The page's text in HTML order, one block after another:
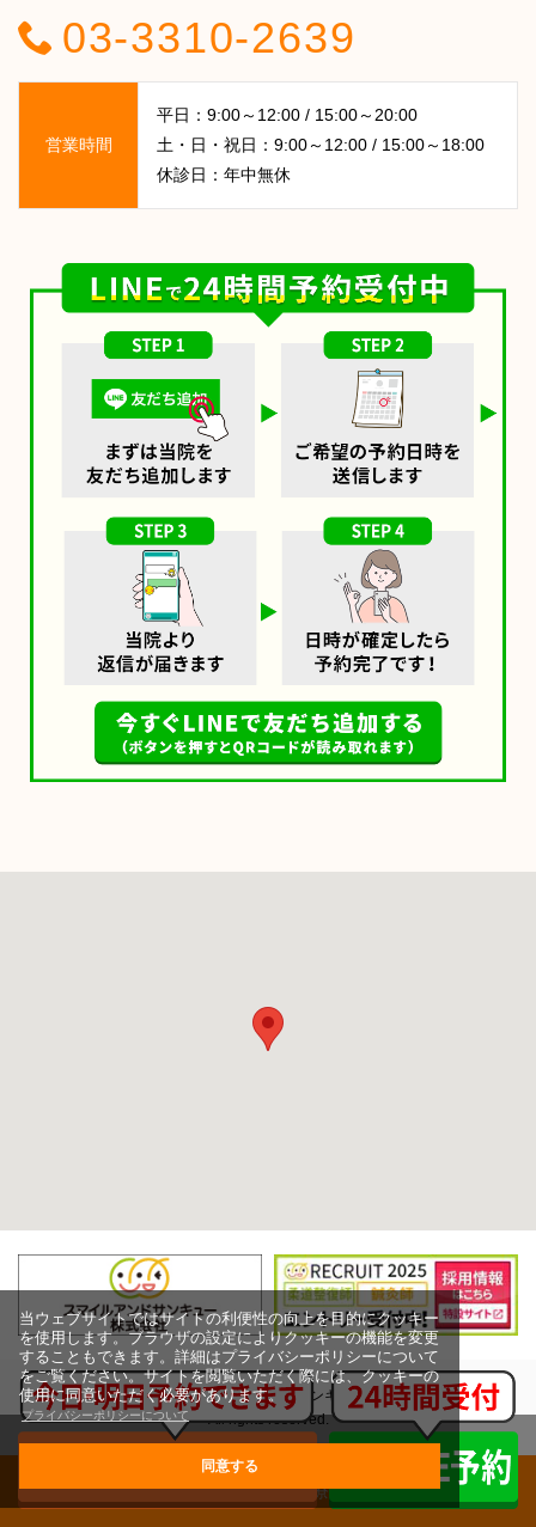
当ウェブサイトではサイトの利便性の向上を目的にクッキー
を使用します。ブラウザの設定によりクッキーの機能を変更
することもできます。詳細はプライバシーポリシーについて
をご覧ください。サイトを閲覧いただく際には、クッキーの
使用に同意いただく必要があります。
プライバシーポリシーについて
同意する
03-3310-2639
営業時間
平日：9:00～12:00 / 15:00～20:00
土・日・祝日：9:00～12:00 / 15:00～18:00
休診日：年中無休
Copyright (c) スマイルアンドサンキュー株式会社,
All rights reserved.
グループ治療院一覧